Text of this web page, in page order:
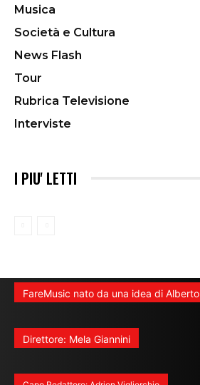
Musica
Società e Cultura
News Flash
Tour
Rubrica Televisione
Interviste
I PIU' LETTI
FareMusic nato da una idea di
Direttore: Mela Giannini